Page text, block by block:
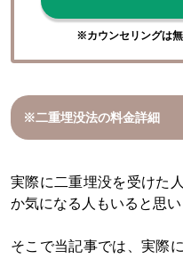
※カウンセリングは
※二重埋没法の料金詳細
実際に二重埋没を受けた
か気になる人もいると思い
そこで当記事では、実際